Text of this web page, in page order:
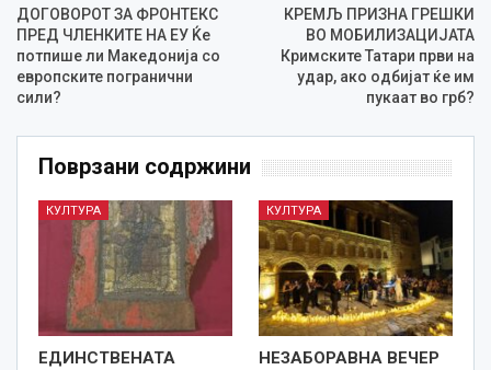
ДОГОВОРОТ ЗА ФРОНТЕКС
ПРЕД ЧЛЕНКИТЕ НА ЕУ Ќе
потпише ли Македонија со
европските погранични
сили?
КРЕМЉ ПРИЗНА ГРЕШКИ
ВО МОБИЛИЗАЦИЈАТА
Кримските Татари први на
удар, ако одбијат ќе им
пукаат во грб?
Поврзани содржини
КУЛТУРА
ЕДИНСТВЕНАТА
КУЛТУРА
НЕЗАБОРАВНА ВЕЧЕР